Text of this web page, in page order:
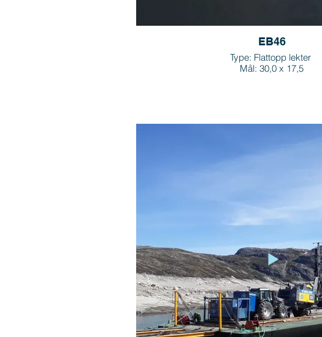
EB46
Type: Flattopp lekter
Mål: 30,0 x 17,5